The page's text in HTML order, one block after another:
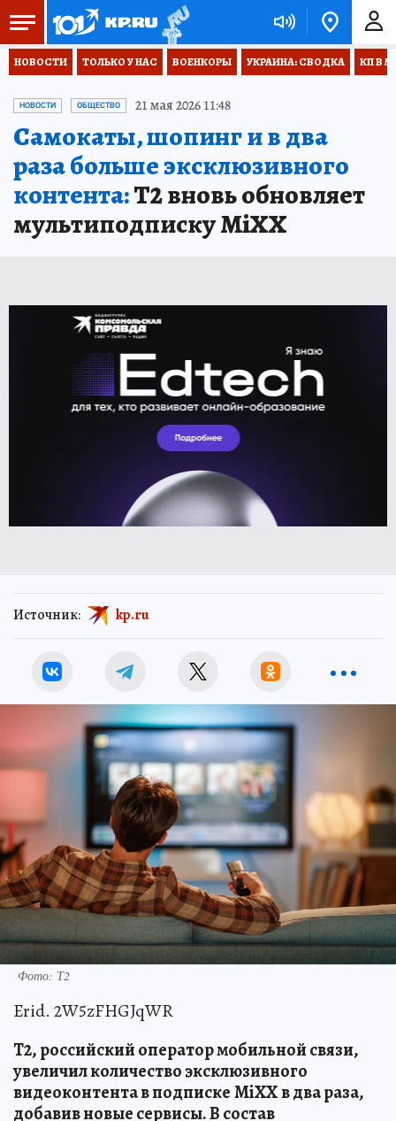
НОВОСТИ ТОЛЬКО У НАС ВОЕНКОРЫ УКРАИНА: СВОДКА КП В
НОВОСТИ ОБЩЕСТВО 21 мая 2026 11:48
Самокаты, шопинг и в два
раза больше эксклюзивного
контента:Т2 вновь обновляет
мультиподписку MiXX
Источник: kp.ru
Фото: Т2
Erid. 2W5zFHGJqWR
Т2, российский оператор мобильной связи,
увеличил количество эксклюзивного
видеоконтента в подпискеMiXXв два раза,
добавив новые сервисы. В состав